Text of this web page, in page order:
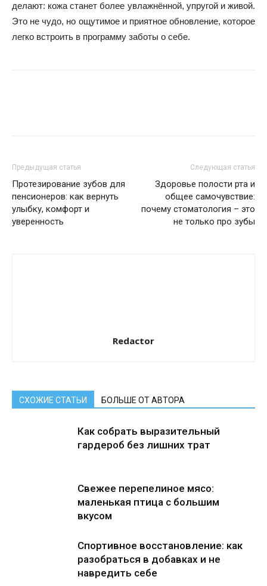
делают: кожа станет более увлажнённой, упругой и живой.
Это не чудо, но ощутимое и приятное обновление, которое
легко встроить в программу заботы о себе.
Предыдущая статья
Протезирование зубов для
пенсионеров: как вернуть
улыбку, комфорт и
уверенность
Следующая статья
Здоровье полости рта и
общее самочувствие:
почему стоматология – это
не только про зубы
Redactor
СХОЖИЕ СТАТЬИ БОЛЬШЕ ОТ АВТОРА
Как собрать выразительный
гардероб без лишних трат
Свежее перепелиное мясо:
маленькая птица с большим
вкусом
Спортивное восстановление: как
разобраться в добавках и не
навредить себе